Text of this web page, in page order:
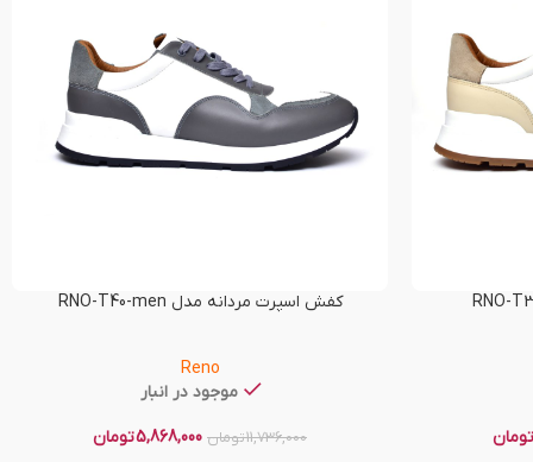
تومان
کفش اسپرت مردانه مدل RNO-T40-men
Reno
موجود در انبار
11,736,000تومان 5,868,000تومان